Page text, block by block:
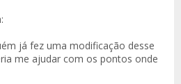
já fez uma modificação desse
me ajudar com os pontos onde